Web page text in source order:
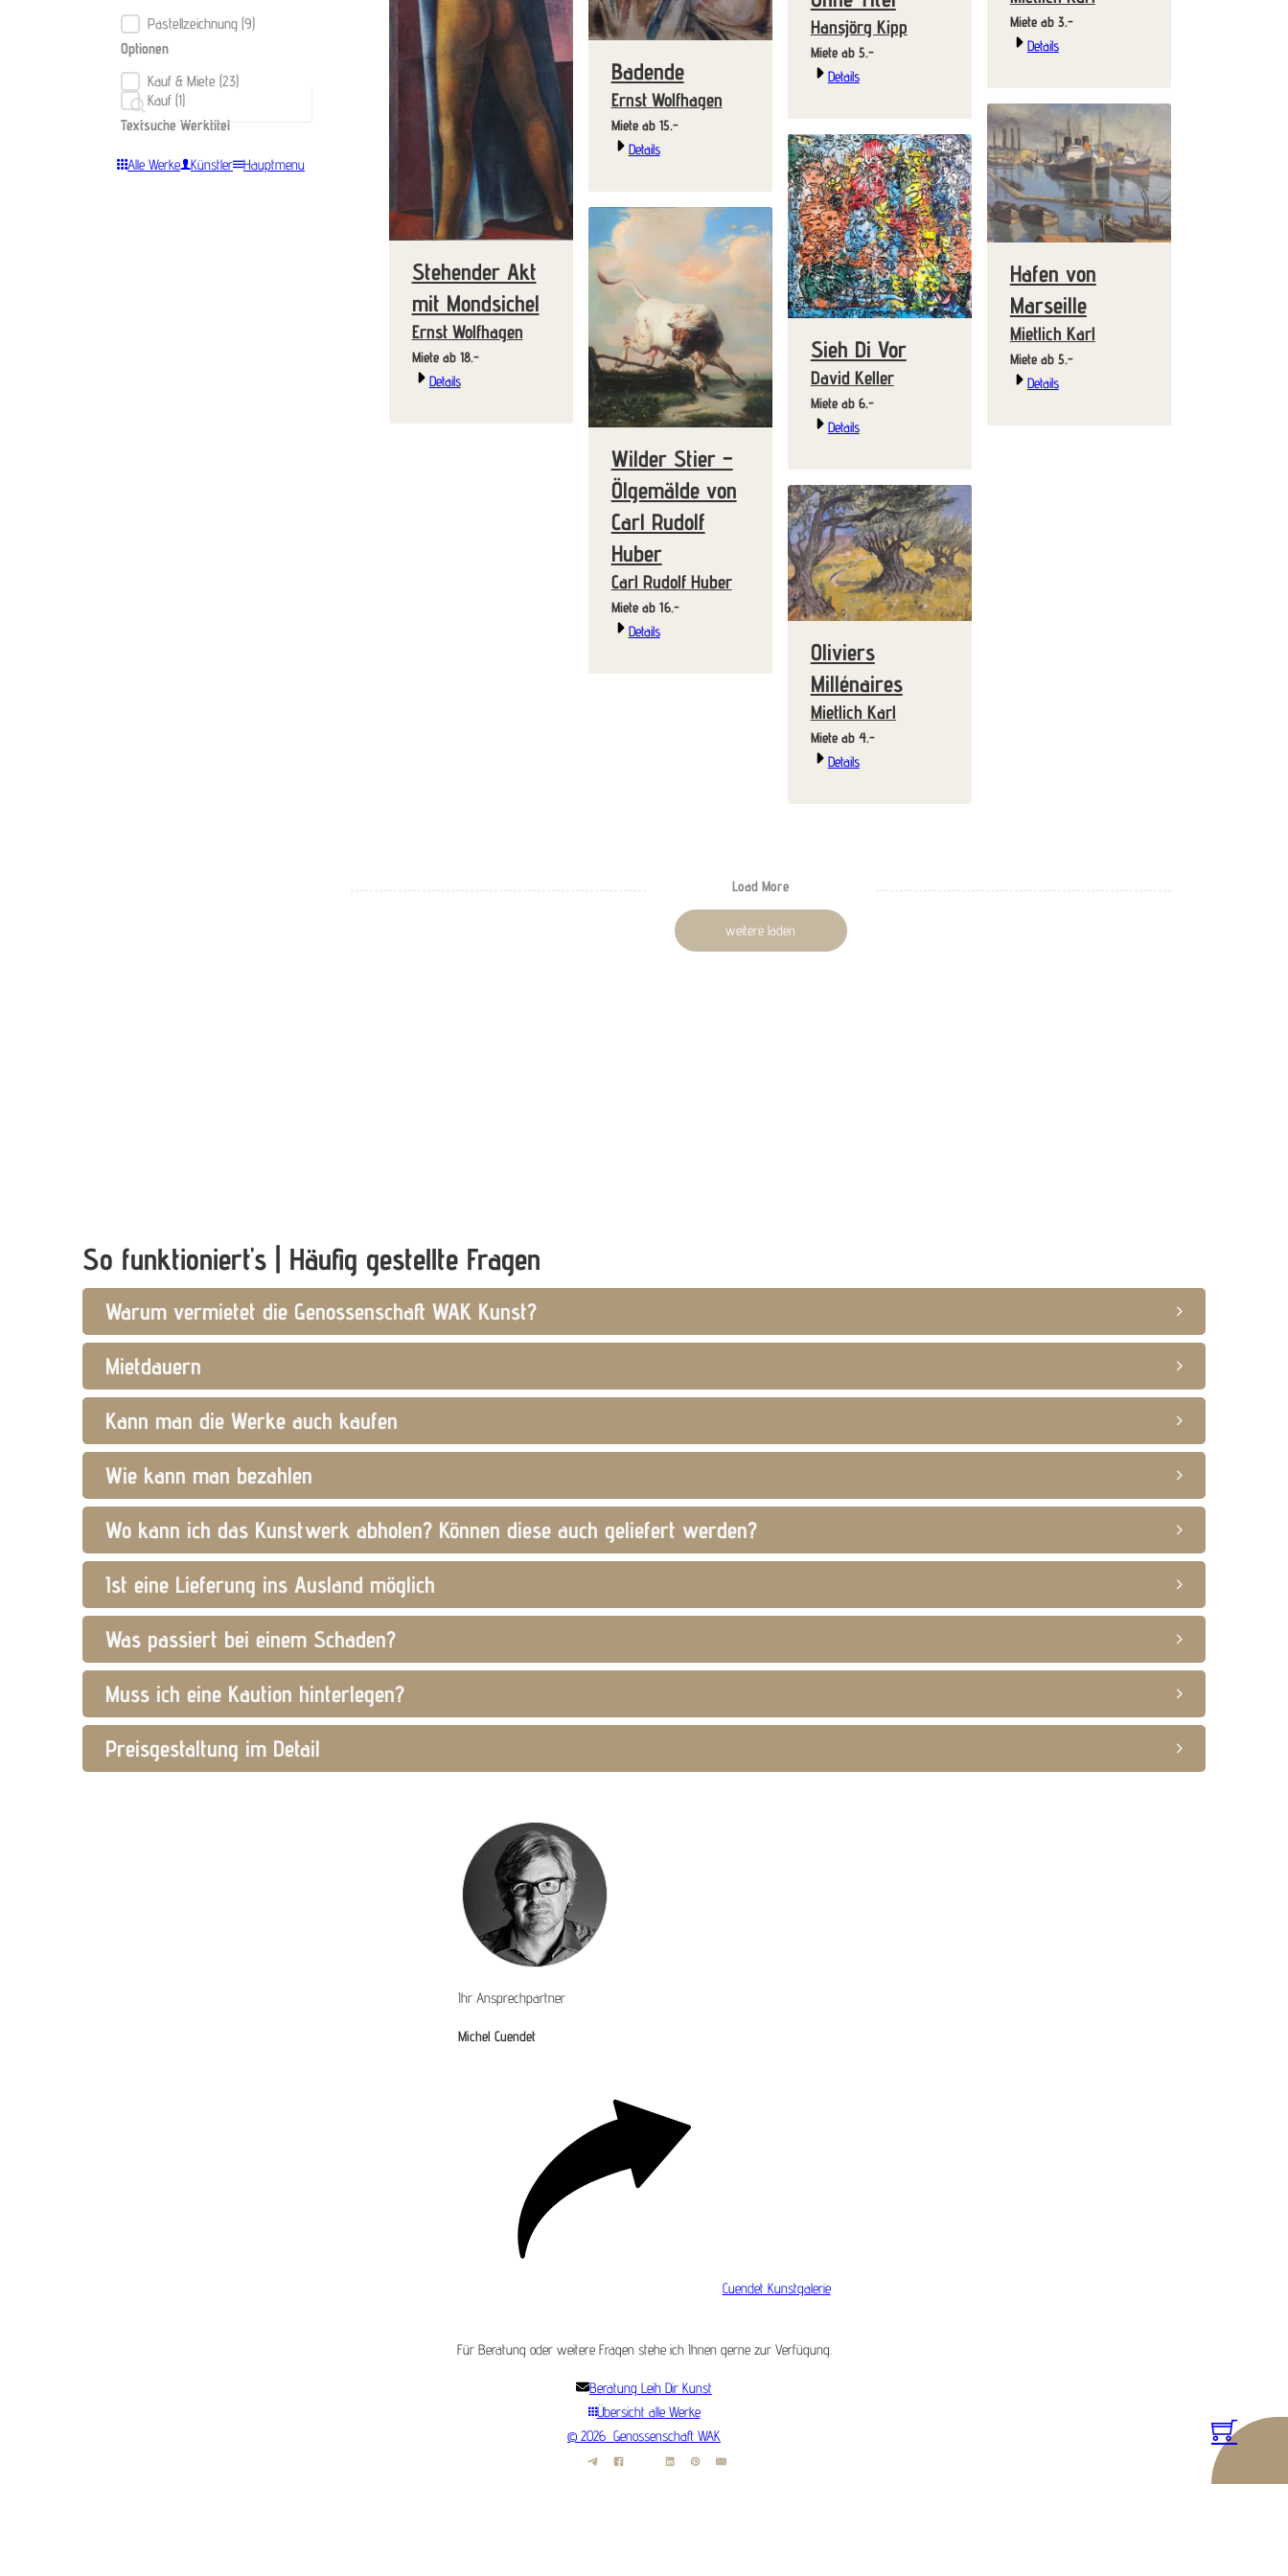
TechnikPastell­zeichnung (9)
Optionen
OptionenKauf & Miete (23)
Kauf (1)
Textsuche Werktitel
Textsuche Werktitel
Textsuche Werktitel
Alle Werke Künstler Hauptmenu
Stehender Akt
mit Mondsichel
Ernst Wolfhagen
Miete ab 18.-
Details
Badende
Ernst Wolfhagen
Miete ab 15.-
Details
Wilder Stier –
Ölgemälde von
Carl Rudolf
Huber
Carl Rudolf Huber
Miete ab 16.-
Details
Hansjörg Kipp
Miete ab 5.-
Details
Sieh Di Vor
David Keller
Miete ab 6.-
Details
Oliviers
Millénaires
Mietlich Karl
Miete ab 4.-
Details
Miete ab 3.-
Details
Hafen von
Marseille
Mietlich Karl
Miete ab 5.-
Details
Load More
weitere laden
So funktioniert's | Häufig gestellte Fragen
Warum vermietet die Genossenschaft WAK Kunst?
Mietdauern
Kann man die Werke auch kaufen
Wie kann man bezahlen
Wo kann ich das Kunstwerk abholen? Können diese auch geliefert werden?
Ist eine Lieferung ins Ausland möglich
Was passiert bei einem Schaden?
Muss ich eine Kaution hinterlegen?
Preisgestaltung im Detail
Ihr Ansprechpartner
Michel Cuendet
Cuendet Kunstgalerie
Für Beratung oder weitere Fragen stehe ich Ihnen gerne zur Verfügung.
Beratung Leih Dir Kunst
Übersicht alle Werke
© 2026 Genossenschaft WAK